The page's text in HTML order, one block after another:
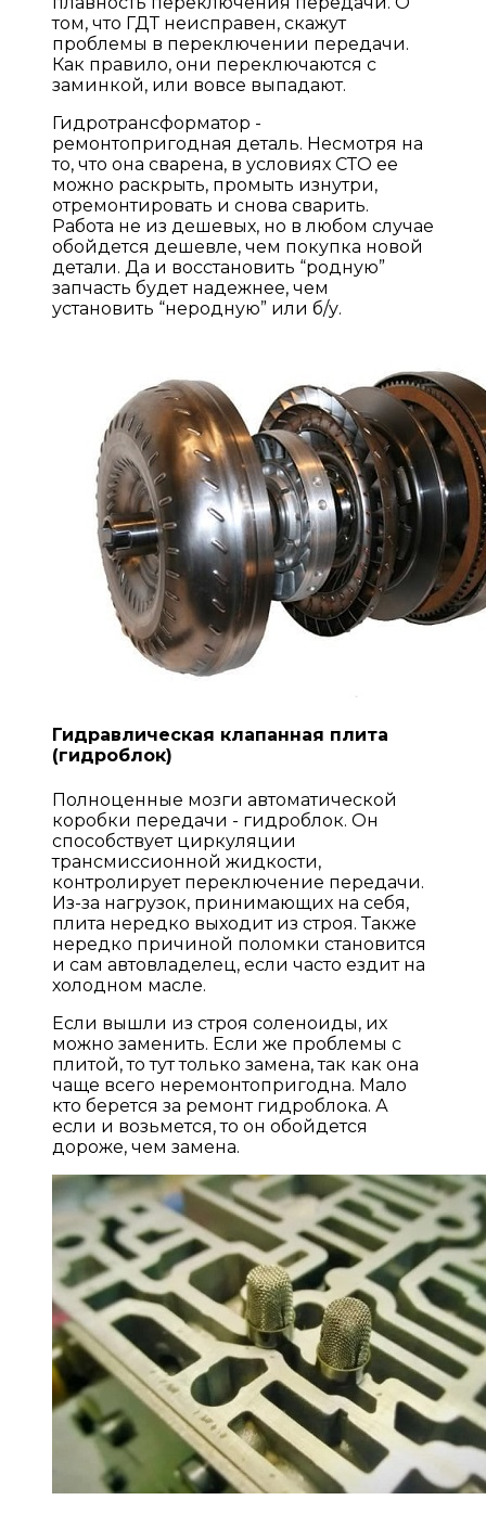
том, что ГДТ неисправен, скажут
проблемы в переключении передачи.
Как правило, они переключаются с
заминкой, или вовсе выпадают.
Гидротрансформатор -
ремонтопригодная деталь. Несмотря на
то, что она сварена, в условиях СТО ее
можно раскрыть, промыть изнутри,
отремонтировать и снова сварить.
Работа не из дешевых, но в любом случае
обойдется дешевле, чем покупка новой
детали. Да и восстановить “родную”
запчасть будет надежнее, чем
установить “неродную” или б/у.
Гидравлическая клапанная плита
(гидроблок)
Полноценные мозги автоматической
коробки передачи - гидроблок. Он
способствует циркуляции
трансмиссионной жидкости,
контролирует переключение передачи.
Из-за нагрузок, принимающих на себя,
плита нередко выходит из строя. Также
нередко причиной поломки становится
и сам автовладелец, если часто ездит на
холодном масле.
Если вышли из строя соленоиды, их
можно заменить. Если же проблемы с
плитой, то тут только замена, так как она
чаще всего неремонтопригодна. Мало
кто берется за ремонт гидроблока. А
если и возьмется, то он обойдется
дороже, чем замена.